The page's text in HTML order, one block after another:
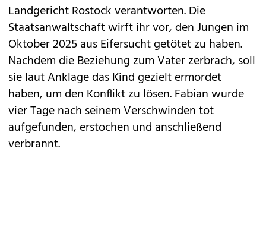
Landgericht Rostock verantworten. Die
Staatsanwaltschaft wirft ihr vor, den Jungen im
Oktober 2025 aus Eifersucht getötet zu haben.
Nachdem die Beziehung zum Vater zerbrach, soll
sie laut Anklage das Kind gezielt ermordet
haben, um den Konflikt zu lösen. Fabian wurde
vier Tage nach seinem Verschwinden tot
aufgefunden, erstochen und anschließend
verbrannt.